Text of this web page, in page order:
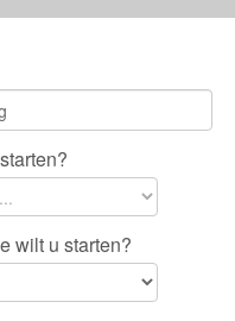
wilt u starten?